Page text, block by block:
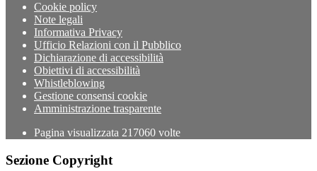
Cookie policy
Note legali
Informativa Privacy
Ufficio Relazioni con il Pubblico
Dichiarazione di accessibilità
Obiettivi di accessibilità
Whistleblowing
Gestione consensi cookie
Amministrazione trasparente
Pagina visualizzata 217060 volte
Sezione Copyright